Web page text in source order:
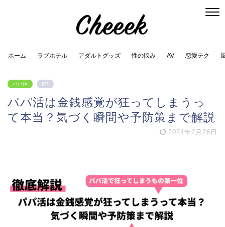
ホーム ラブホテル アダルトグッズ 性の悩み AV 恋愛テク
パパ活 PR
パパ活は金銭感覚が狂ってしまうっ
て本当？気づく瞬間や予防策まで解説
2024年2月26日